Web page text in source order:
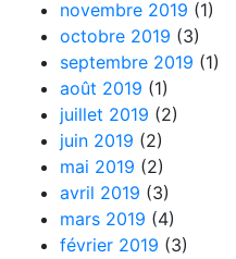
novembre 2019 (1)
octobre 2019 (3)
septembre 2019 (1)
août 2019 (1)
juillet 2019 (2)
juin 2019 (2)
mai 2019 (2)
avril 2019 (3)
mars 2019 (4)
février 2019 (3)